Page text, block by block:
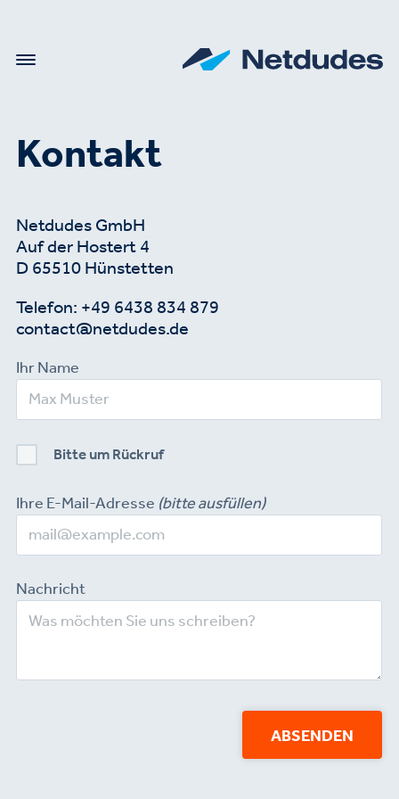
Kontakt
Netdudes GmbH
Auf der Hostert 4
D 65510 Hünstetten
Telefon: +49 6438 834 879
contact@netdudes.de
Ihr Name
Bitte um Rückruf
Ihre E-Mail-Adresse (bitte ausfüllen)
Nachricht
ABSENDEN